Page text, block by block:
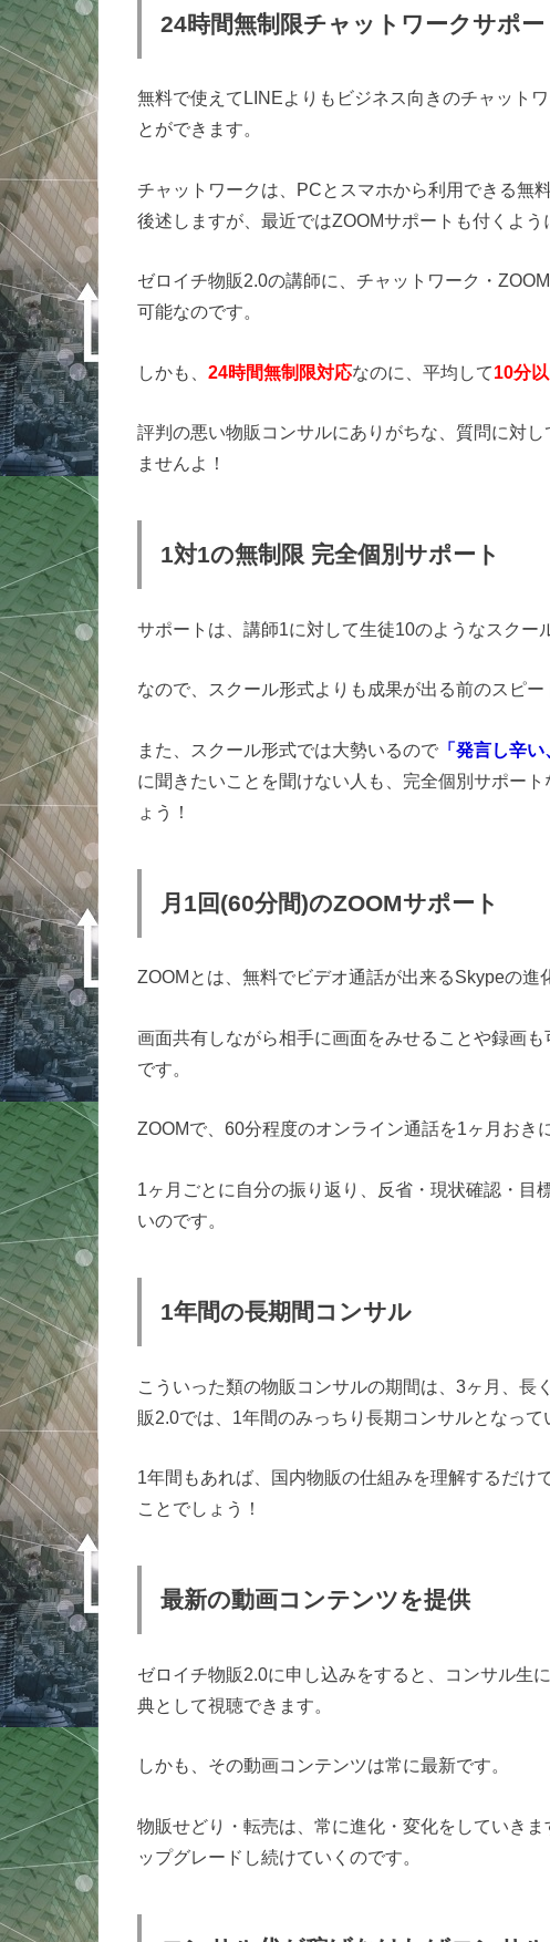
24時間無制限チャットワークサポー
無料で使えてLINEよりもビジネス向きのチャット
とができます。
チャットワークは、PCとスマホから利用できる無料
後述しますが、最近ではZOOMサポートも付くよう
ゼロイチ物販2.0の講師に、チャットワーク・
可能なのです。
しかも、 24時間無制限対応なのに、平均して10分
評判の悪い物販コンサルにありがちな、質問に対し
ませんよ！
1対1の無制限 完全個別サポート
サポートは、講師1に対して生徒10のようなスクー
なので、スクール形式よりも成果が出る前のスピー
また、スクール形式では大勢いるので 「発言し辛
に聞きたいことを聞けない人も、完全個別サポー
ょう！
月1回(60分間)のZOOMサポート
ZOOMとは、無料でビデオ通話が出来るSkypeの進
画面共有しながら相手に画面をみせることや録画
です。
ZOOMで、60分程度のオンライン通話を1ヶ月おき
1ヶ月ごとに自分の振り返り、反省・現状確認・目
いのです。
1年間の長期間コンサル
こういった類の物販コンサルの期間は、3ヶ月、
販2.0では、1年間のみっちり長期コンサルとなって
1年間もあれば、国内物販の仕組みを理解するだけ
ことでしょう！
最新の動画コンテンツを提供
ゼロイチ物販2.0に申し込みをすると、コンサル生
典として視聴できます。
しかも、その動画コンテンツは常に最新です。
物販せどり・転売は、常に進化・変化をしていき
ップグレードし続けていくのです。